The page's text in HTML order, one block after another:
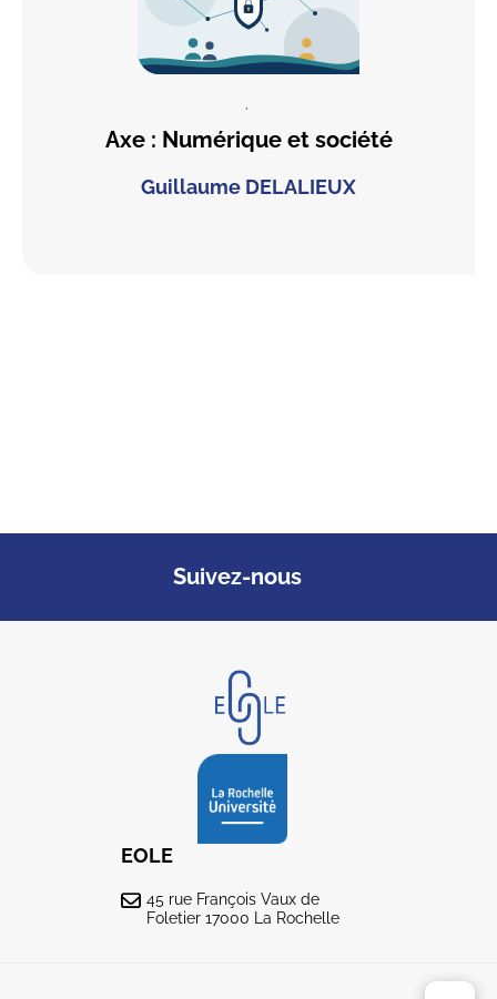
,
Axe : Numérique et société
Guillaume DELALIEUX
Suivez-nous
EOLE
45 rue François Vaux de
Foletier 17000 La Rochelle